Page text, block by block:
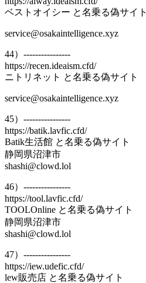
ベストオイシー と名乗る偽サイト
service@osakaintelligence.xyz
44）----------------
https://recen.ideaism.cfd/
ニトリネット と名乗る偽サイト
service@osakaintelligence.xyz
45）----------------
https://batik.lavfic.cfd/
Batik生活館 と名乗る偽サイト
静岡県沼津市
shashi@clowd.lol
46）----------------
https://tool.lavfic.cfd/
TOOLOnline と名乗る偽サイト
静岡県沼津市
shashi@clowd.lol
47）----------------
https://iew.udefic.cfd/
lew販売店 と名乗る偽サイト